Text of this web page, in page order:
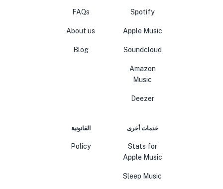
Spotify
Apple Music
Soundcloud
Amazon
Music
Deezer
FAQs
About us
Blog
خدمات أخرى
Stats for
Apple Music
Sleep Music
القانونية
Policy